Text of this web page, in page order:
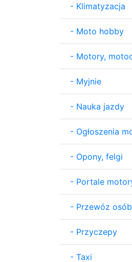
- Klimatyzacja
- Moto hobby
- Motory,
- Myjnie
- Nauka jazdy
- Ogłoszenia
- Opony, felgi
- Portale
- Przewóz osób
- Przyczepy
- Taxi